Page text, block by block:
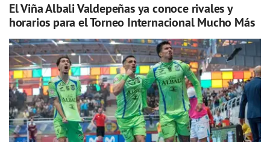
El Viña Albali Valdepeñas ya conoce rivales y
horarios para el Torneo Internacional Mucho Más